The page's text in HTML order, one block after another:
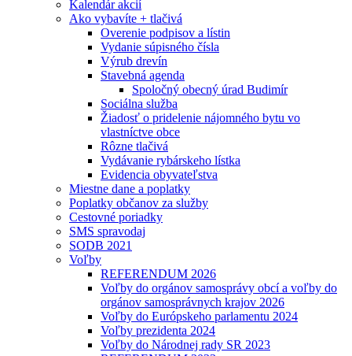
Kalendár akcií
Ako vybavíte + tlačivá
Overenie podpisov a lístin
Vydanie súpisného čísla
Výrub drevín
Stavebná agenda
Spoločný obecný úrad Budimír
Sociálna služba
Žiadosť o pridelenie nájomného bytu vo
vlastníctve obce
Rôzne tlačivá
Vydávanie rybárskeho lístka
Evidencia obyvateľstva
Miestne dane a poplatky
Poplatky občanov za služby
Cestovné poriadky
SMS spravodaj
SODB 2021
Voľby
REFERENDUM 2026
Voľby do orgánov samosprávy obcí a voľby do
orgánov samosprávnych krajov 2026
Voľby do Európskeho parlamentu 2024
Voľby prezidenta 2024
Voľby do Národnej rady SR 2023